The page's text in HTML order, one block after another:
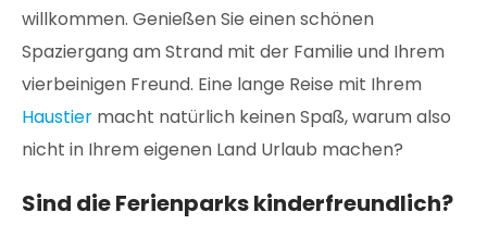
willkommen. Genießen Sie einen schönen
Spaziergang am Strand mit der Familie und Ihrem
vierbeinigen Freund. Eine lange Reise mit Ihrem
Haustier macht natürlich keinen Spaß, warum also
nicht in Ihrem eigenen Land Urlaub machen?
Sind die Ferienparks kinderfreundlich?